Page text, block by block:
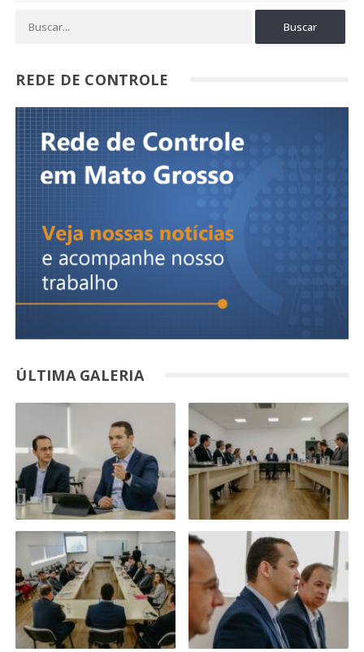
REDE DE CONTROLE
ÚLTIMA GALERIA